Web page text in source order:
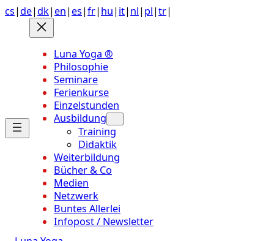
Anchor
Zum
Inhalt
springen
cs|de|dk| en| es|fr| hu| it| nl| pl|tr|
Luna Yoga ®
Philosophie
Seminare
Ferienkurse
Einzelstunden
Ausbildung
Training
Didaktik
Weiterbildung
Bücher & Co
Medien
Netzwerk
Buntes Allerlei
Infopost / Newsletter